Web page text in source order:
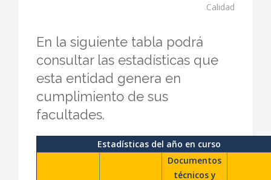
Calidad
En la siguiente tabla podrá
consultar las estadísticas que
esta entidad genera en
cumplimiento de sus
facultades.
Estadísticas del año en curso
Documentos
técnicos y